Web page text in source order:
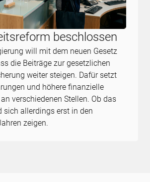
beschlossen
will mit dem neuen Gesetz
die Beiträge zur gesetzlichen
weiter steigen. Dafür setzt
und höhere finanzielle
verschiedenen Stellen. Ob das
sich allerdings erst in den
zeigen.